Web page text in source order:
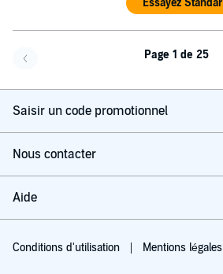
Essayez
Page 1 de 25
Saisir un code promotionnel
Nous contacter
Aide
Conditions d'utilisation Mentions légales